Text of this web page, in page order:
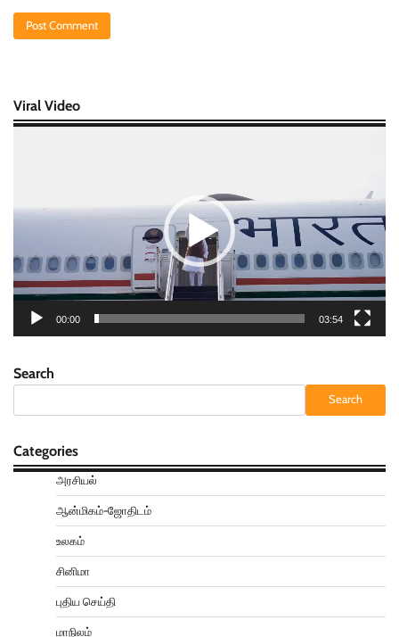
Viral Video
00:00 03:54
Search
Search
Categories
அரசியல்
ஆன்மிகம்-ஜோதிடம்
உலகம்
சினிமா
புதிய செய்தி
மாநிலம்